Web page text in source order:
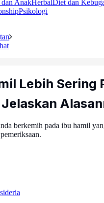
AnakHerbalDiet dan
Psikologi
Lebih Sering
berkemih pada ibu hamil